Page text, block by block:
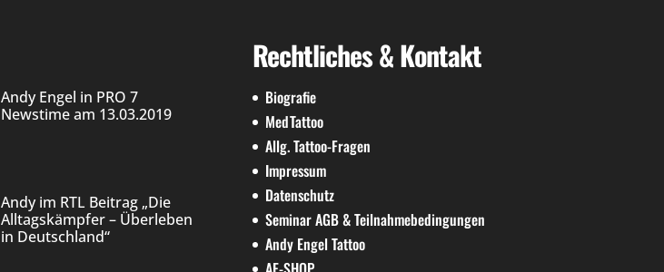
Andy Engel in PRO 7
Newstime am 13.03.2019
Andy im RTL Beitrag „Die
Alltagskämpfer – Überleben
in Deutschland“
Rechtliches & Kontakt
Biografie
MedTattoo
Allg. Tattoo-Fragen
Impressum
Datenschutz
Seminar AGB & Teilnahmebedingungen
Andy Engel Tattoo